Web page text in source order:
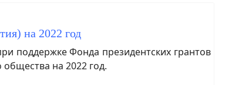
на 2022 год
поддержке Фонда президентских грантов
общества на 2022 год.